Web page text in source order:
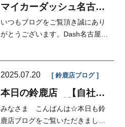
マイカーダッシュ名古屋
本店ブログ,継続車検,車検
分割も出来る中古車販売
店
いつもブログをご覧頂き誠にあり
がとうございます。Dash名古屋本
2025.07.20 鈴鹿店ブログ
本日の鈴鹿店 【自社ロ
ーダッシュ定額払い ☆
ご納車☆
みなさま こんばんは☆本日も鈴
鹿店ブログをご覧いただきまして